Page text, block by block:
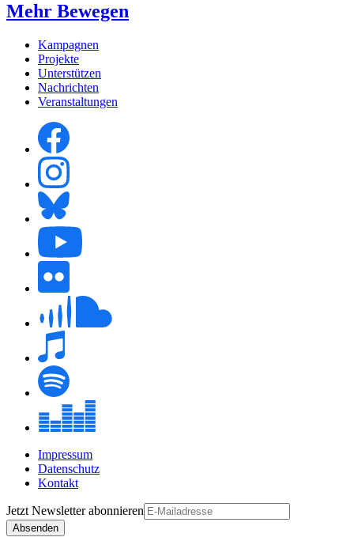
Mehr Bewegen
Kampagnen
Projekte
Unterstützen
Nachrichten
Veranstaltungen
Impressum
Datenschutz
Kontakt
Jetzt Newsletterabonnieren
Absenden